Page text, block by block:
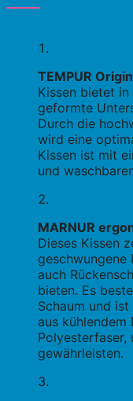
TEMPUR
Kissen bietet
geformte
Durch die
wird eine
Kissen ist mit
und
MARNUR
Dieses Kissen
geschwungene
auch
bieten. Es
Schaum und
aus
Polyesterfaser,
gewährleisten.